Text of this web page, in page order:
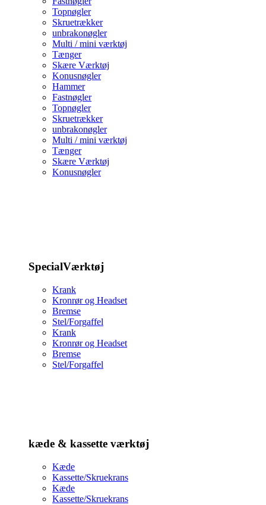
Topnøgler
Skruetrækker
unbrakonøgler
Multi / mini værktøj
Tænger
Skære Værktøj
Konusnøgler
Hammer
Fastnøgler
Topnøgler
Skruetrækker
unbrakonøgler
Multi / mini værktøj
Tænger
Skære Værktøj
Konusnøgler
SpecialVærktøj
Krank
Kronrør og Headset
Bremse
Stel/Forgaffel
Krank
Kronrør og Headset
Bremse
Stel/Forgaffel
kæde & kassette værktøj
Kæde
Kassette/Skruekrans
Kæde
Kassette/Skruekrans